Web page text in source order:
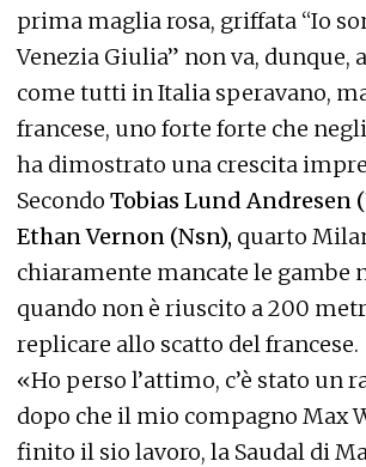
prima maglia rosa, griffata “Io
Venezia Giulia” non va, dunque,
come tutti in Italia speravano,
francese, uno forte forte che
ha dimostrato una crescita
Secondo Tobias Lund Andresen
Ethan Vernon (Nsn), quarto
chiaramente mancate le gambe
quando non è riuscito a 200
replicare allo scatto del francese.
«Ho perso l’attimo, c’è stato un
dopo che il mio compagno Max
finito il sio lavoro, la Saudal di